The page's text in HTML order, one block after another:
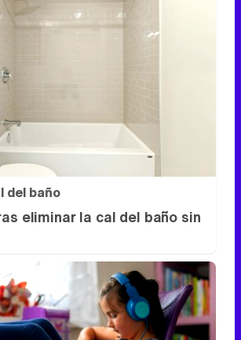
existen y parecen
planeta